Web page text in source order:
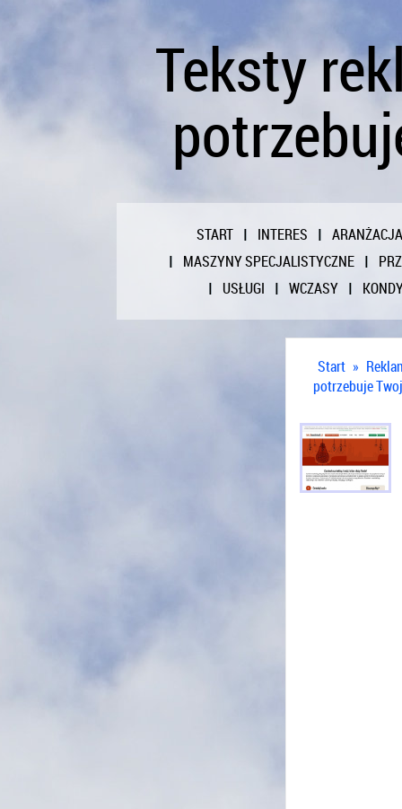
Teksty
START INTERES
ARANŻACJA
MASZYNY SPECJALISTYCZNE
USŁUGI
WCZASY
Start »
potrzebuje